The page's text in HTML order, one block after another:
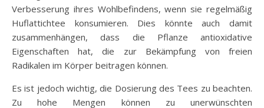
Verbesserung ihres Wohlbefindens, wenn sie regelmäßig
Huflattichtee konsumieren. Dies könnte auch damit
zusammenhängen, dass die Pflanze antioxidative
Eigenschaften hat, die zur Bekämpfung von freien
Radikalen im Körper beitragen können.
Es ist jedoch wichtig, die Dosierung des Tees zu beachten.
Zu hohe Mengen können zu unerwünschten